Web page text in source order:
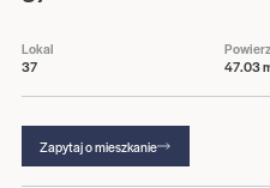
Lokal
37
47.03
Zapytaj o mieszkanie